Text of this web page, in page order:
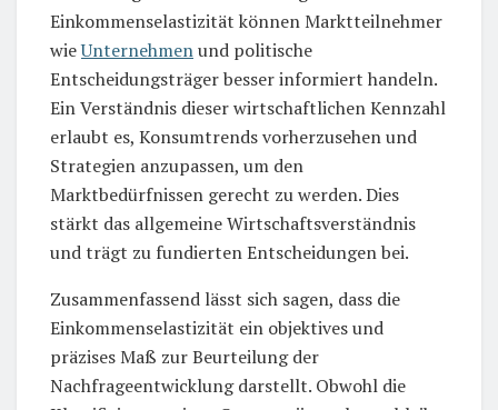
Einkommenselastizität können Marktteilnehmer
wieUnternehmenund politische
Entscheidungsträger besser informiert handeln.
Ein Verständnis dieser wirtschaftlichen Kennzahl
erlaubt es, Konsumtrends vorherzusehen und
Strategien anzupassen, um den
Marktbedürfnissen gerecht zu werden. Dies
stärkt das allgemeine Wirtschaftsverständnis
und trägt zu fundierten Entscheidungen bei.
Zusammenfassend lässt sich sagen, dass die
Einkommenselastizität ein objektives und
präzises Maß zur Beurteilung der
Nachfrageentwicklung darstellt. Obwohl die